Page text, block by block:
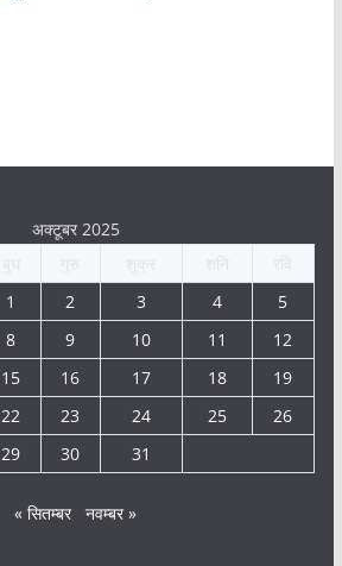
अक्टूबर 2025
1
2 3 4
5
8 9 10 11
12
15 16 17 18
19
22 23 24 25
26
29 30 31
« सितम्बर नवम्बर »